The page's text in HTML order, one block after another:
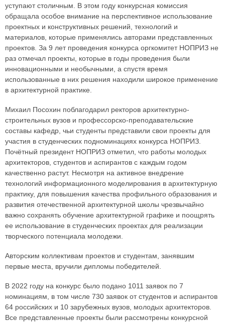
уступают столичным. В этом году конкурсная комиссия
обращала особое внимание на перспективное использование
проектных и конструктивных решений, технологий и
материалов, которые применялись авторами представленных
проектов. За 9 лет проведения конкурса оргкомитет НОПРИЗ не
раз отмечал проекты, которые в годы проведения были
инновационными и необычными, а спустя время
использованные в них решения находили широкое применение
в архитектурной практике.
Михаил Посохин поблагодарил ректоров архитектурно-
строительных вузов и профессорско-преподавательские
составы кафедр, чьи студенты представили свои проекты для
участия в студенческих подноминациях конкурса НОПРИЗ.
Почётный президент НОПРИЗ отметил, что работы молодых
архитекторов, студентов и аспирантов с каждым годом
качественно растут. Несмотря на активное внедрение
технологий информационного моделирования в архитектурную
практику, для повышения качества профильного образования и
развития отечественной архитектурной школы чрезвычайно
важно сохранять обучение архитектурной графике и поощрять
ее использование в студенческих проектах для реализации
творческого потенциала молодежи.
Авторским коллективам проектов и студентам, занявшим
первые места, вручили дипломы победителей.
В 2022 году на конкурс было подано 1011 заявок по 7
номинациям, в том числе 730 заявок от студентов и аспирантов
64 российских и 10 зарубежных вузов, молодых архитекторов.
Все представленные проекты были рассмотрены конкурсной